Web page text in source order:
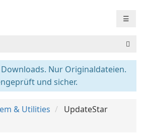
☰
Nur Originaldateien.
und sicher.
& Utilities
UpdateStar